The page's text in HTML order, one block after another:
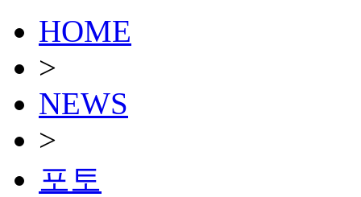
HOME
>
NEWS
>
포토